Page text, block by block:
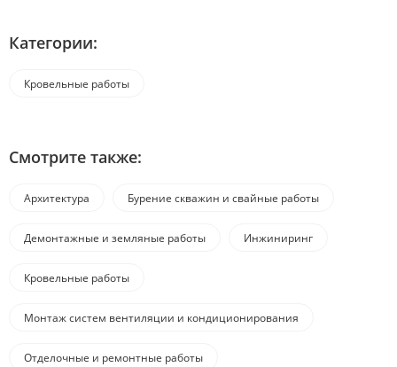
Категории:
Кровельные работы
Смотрите также:
Архитектура Бурение скважин и свайные работы
Демонтажные и земляные работы Инжиниринг
Кровельные работы
Монтаж систем вентиляции и кондиционирования
Отделочные и ремонтные работы